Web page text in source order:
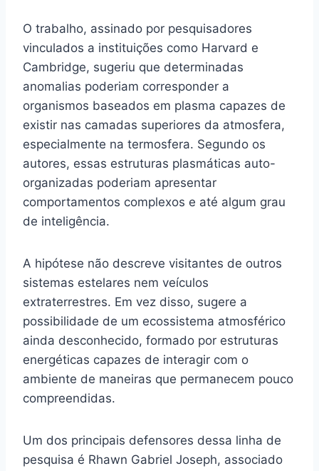
O trabalho, assinado por pesquisadores
vinculados a instituições como Harvard e
Cambridge, sugeriu que determinadas
anomalias poderiam corresponder a
organismos baseados em plasma capazes de
existir nas camadas superiores da atmosfera,
especialmente na termosfera. Segundo os
autores, essas estruturas plasmáticas auto-
organizadas poderiam apresentar
comportamentos complexos e até algum grau
de inteligência.
A hipótese não descreve visitantes de outros
sistemas estelares nem veículos
extraterrestres. Em vez disso, sugere a
possibilidade de um ecossistema atmosférico
ainda desconhecido, formado por estruturas
energéticas capazes de interagir com o
ambiente de maneiras que permanecem pouco
compreendidas.
Um dos principais defensores dessa linha de
pesquisa é Rhawn Gabriel Joseph, associado